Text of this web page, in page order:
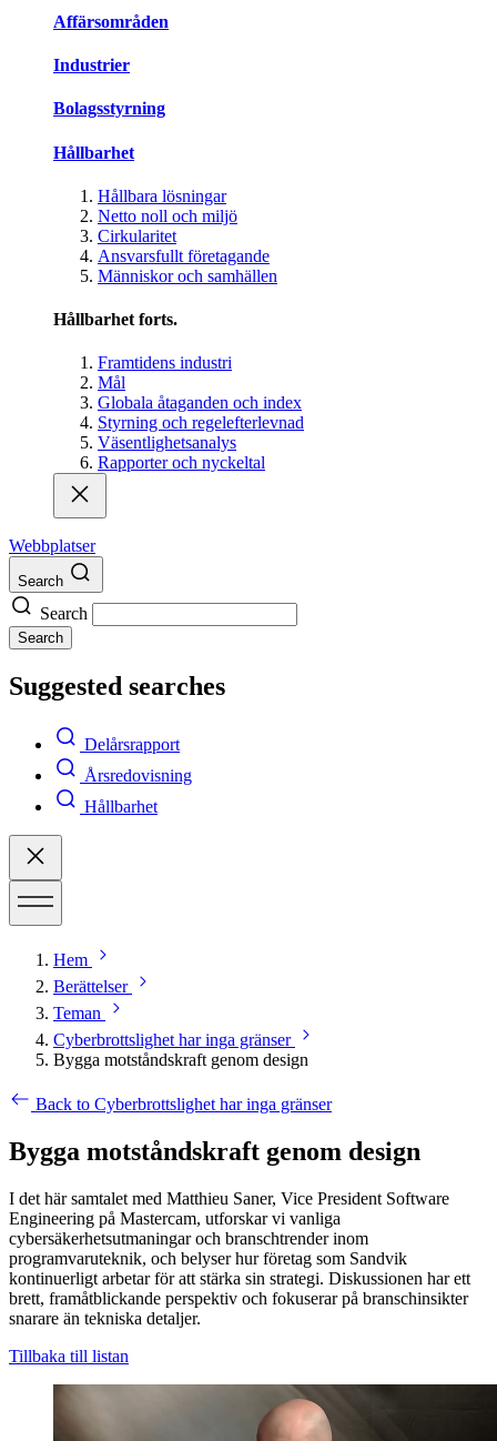
Affärsområden
Industrier
Bolagsstyrning
Hållbarhet
Hållbara lösningar
Netto noll och miljö
Cirkularitet
Ansvarsfullt företagande
Människor och samhällen
Hållbarhet forts.
Framtidens industri
Mål
Globala åtaganden och index
Styrning och regelefterlevnad
Väsentlighetsanalys
Rapporter och nyckeltal
Webbplatser
Search
Search
Search
Suggested searches
Delårsrapport
Årsredovisning
Hållbarhet
Hem
Berättelser
Teman
Cyberbrottslighet har inga gränser
Bygga motståndskraft genom design
Back to Cyberbrottslighet har inga gränser
Bygga motståndskraft genom design
I det här samtalet med Matthieu Saner, Vice President Software
Engineering på Mastercam, utforskar vi vanliga
cybersäkerhetsutmaningar och branschtrender inom
programvaruteknik, och belyser hur företag som Sandvik
kontinuerligt arbetar för att stärka sin strategi. Diskussionen har ett
brett, framåtblickande perspektiv och fokuserar på branschinsikter
snarare än tekniska detaljer.
Tillbaka till listan